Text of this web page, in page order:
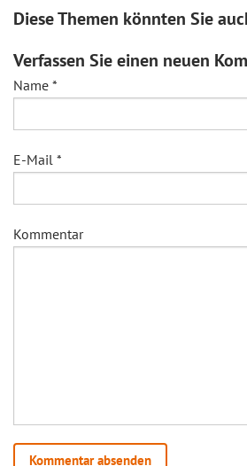
Diese Themen könnten Sie
Verfassen Sie einen neuen
Name *
E-Mail *
Kommentar